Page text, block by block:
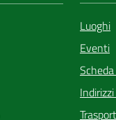
Luoghi
Eventi